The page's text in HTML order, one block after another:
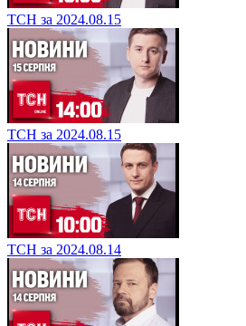
ТСН за 2024.08.15
ТСН за 2024.08.15
ТСН за 2024.08.14